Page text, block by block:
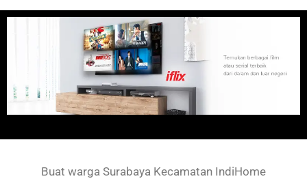
Buat warga Surabaya Kecamatan IndiHome